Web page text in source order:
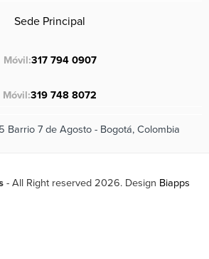
Sede Principal
Móvil:317 794 0907
Móvil:319 748 8072
Barrio 7 de Agosto - Bogotá, Colombia
- All Right reserved 2026. Design Biapps